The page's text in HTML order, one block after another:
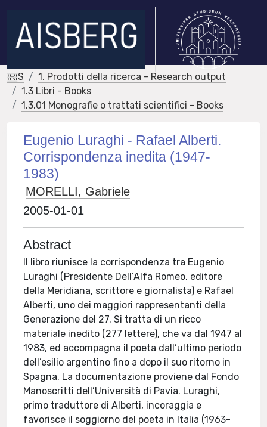
IRIS
1. Prodotti della ricerca - Research output
1.3 Libri - Books
1.3.01 Monografie o trattati scientifici - Books
Eugenio Luraghi - Rafael Alberti.
Corrispondenza inedita (1947-
1983)
MORELLI, Gabriele
2005-01-01
Abstract
Il libro riunisce la corrispondenza tra Eugenio
Luraghi (Presidente Dell’Alfa Romeo, editore
della Meridiana, scrittore e giornalista) e Rafael
Alberti, uno dei maggiori rappresentanti della
Generazione del 27. Si tratta di un ricco
materiale inedito (277 lettere), che va dal 1947 al
1983, ed accompagna il poeta dall’ultimo periodo
dell’esilio argentino fino a dopo il suo ritorno in
Spagna. La documentazione proviene dal Fondo
Manoscritti dell’Università di Pavia. Luraghi,
primo traduttore di Alberti, incoraggia e
favorisce il soggiorno del poeta in Italia (1963-